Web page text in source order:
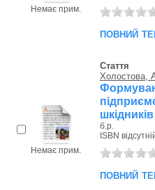
Немає прим.
повний
Немає прим.
Стаття
Холостова,
б.р.
ISBN
повний